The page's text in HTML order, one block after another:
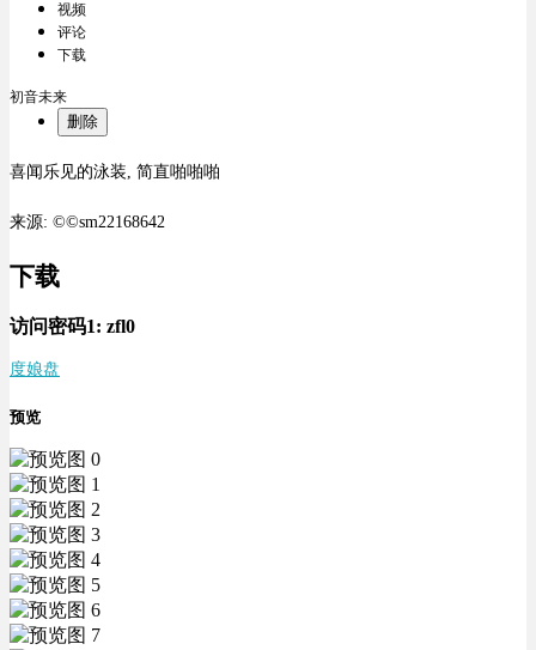
视频
评论
下载
初音未来
删除
喜闻乐见的泳装, 简直啪啪啪
来源: ©©sm22168642
下载
访问密码1: zfl0
度娘盘
预览